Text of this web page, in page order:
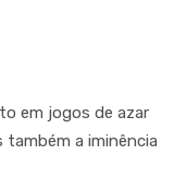
em jogos de azar
também a iminência